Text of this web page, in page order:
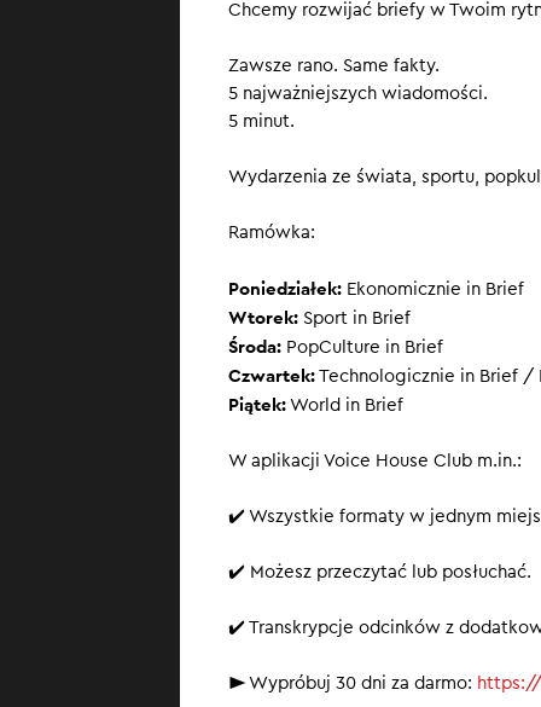
Chcemy rozwijać briefy w Twoim
Zawsze rano. Same fakty.
5 najważniejszych wiadomości.
5 minut.
Wydarzenia ze świata, sportu,
Ramówka:
Poniedziałek: Ekonomicznie in Brief
Wtorek: Sport in Brief
Środa: PopCulture in Brief
Czwartek: Technologicznie in Brief /
Piątek: World in Brief
W aplikacji Voice House Club m.in.:
✔️ Wszystkie formaty w jednym
✔️ Możesz przeczytać lub posłuchać.
✔️ Transkrypcje odcinków z
► Wypróbuj 30 dni za darmo: